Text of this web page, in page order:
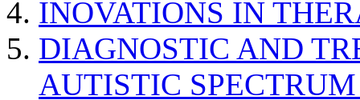
INOVATIONS IN
DIAGNOSTIC AND
AUTISTIC